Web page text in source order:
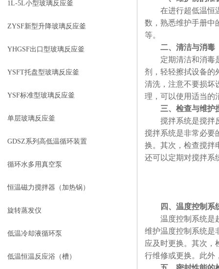
1L-5L小型玻璃反应釜
ZYSF新型升降玻璃反应釜
YHGSF出口型玻璃反应釜
YSFT托盘型玻璃反应釜
YSF标准型玻璃反应釜
单层玻璃反应釜
GDSZ系列高低温循环装置
循环水多用真空泵
恒温磁力搅拌器（加热锅）
旋转蒸发仪
低温冷却液循环泵
低温恒温反应浴（槽）
在进行超低温恒温
数，熟悉维护手册中
等。
二、清洁与消毒
定期清洁和消毒是
剂，轻轻擦拭设备的
清洗，注意不要损坏
理，可以使用适当的
三、检查与维护
搅拌系统是搅拌反
搅拌系统是非常必要
换。其次，检查搅拌
还可以定期对搅拌系
四、温度控制系
温度控制系统是超
维护温度控制系统是
应及时更换。其次，
行维修或更换。此外